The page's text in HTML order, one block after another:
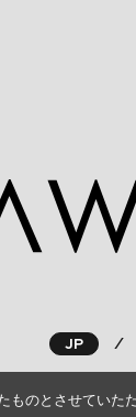
JP ⁄
のとさせていただ